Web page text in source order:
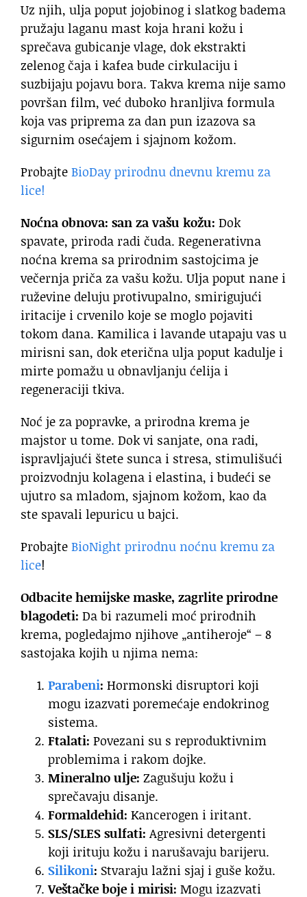
Uz njih, ulja poput jojobinog i slatkog badema
pružaju laganu mast koja hrani kožu i
sprečava gubicanje vlage, dok ekstrakti
zelenog čaja i kafea bude cirkulaciju i
suzbijaju pojavu bora. Takva krema nije samo
površan film, već duboko hranljiva formula
koja vas priprema za dan pun izazova sa
sigurnim osećajem i sjajnom kožom.
ProbajteBioDay prirodnu dnevnu kremu za
lice!
Noćna obnova: san za vašu kožu: Dok
spavate, priroda radi čuda. Regenerativna
noćna krema sa prirodnim sastojcima je
večernja priča za vašu kožu. Ulja poput nane i
ruževine deluju protivupalno, smirigujući
iritacije i crvenilo koje se moglo pojaviti
tokom dana. Kamilica i lavande utapaju vas u
mirisni san, dok eterična ulja poput kadulje i
mirte pomažu u obnavljanju ćelija i
regeneraciji tkiva.
Noć je za popravke, a prirodna krema je
majstor u tome. Dok vi sanjate, ona radi,
ispravljajući štete sunca i stresa, stimulišući
proizvodnju kolagena i elastina, i budeći se
ujutro sa mladom, sjajnom kožom, kao da
ste spavali lepuricu u bajci.
ProbajteBioNight prirodnu noćnu kremu za
lice!
Odbacite hemijske maske, zagrlite prirodne
blagodeti: Da bi razumeli moć prirodnih
krema, pogledajmo njihove „antiheroje“ – 8
sastojaka kojih u njima nema:
Parabeni: Hormonski disruptori koji
mogu izazvati poremećaje endokrinog
sistema.
Ftalati: Povezani su s reproduktivnim
problemima i rakom dojke.
Mineralno ulje: Zagušuju kožu i
sprečavaju disanje.
Formaldehid: Kancerogen i iritant.
SLS/SLES sulfati: Agresivni detergenti
koji irituju kožu i narušavaju barijeru.
Silikoni: Stvaraju lažni sjaj i guše kožu.
Veštačke boje i mirisi: Mogu izazvati